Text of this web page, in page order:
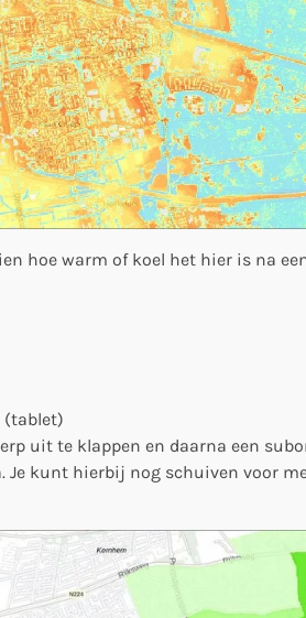
hoe warm of koel het hier is na
(tablet)
uit te klappen en daarna een
Je kunt hierbij nog schuiven voor